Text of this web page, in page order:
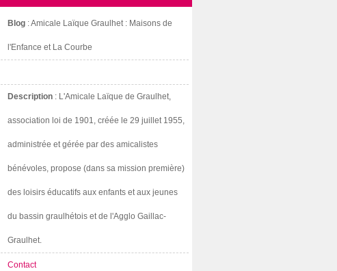
Blog : Amicale Laïque Graulhet : Maisons de
l'Enfance et La Courbe
Description : L'Amicale Laïque de Graulhet,
association loi de 1901, créée le 29 juillet 1955,
administrée et gérée par des amicalistes
bénévoles, propose (dans sa mission première)
des loisirs éducatifs aux enfants et aux jeunes
du bassin graulhétois et de l'Agglo Gaillac-
Graulhet.
Contact